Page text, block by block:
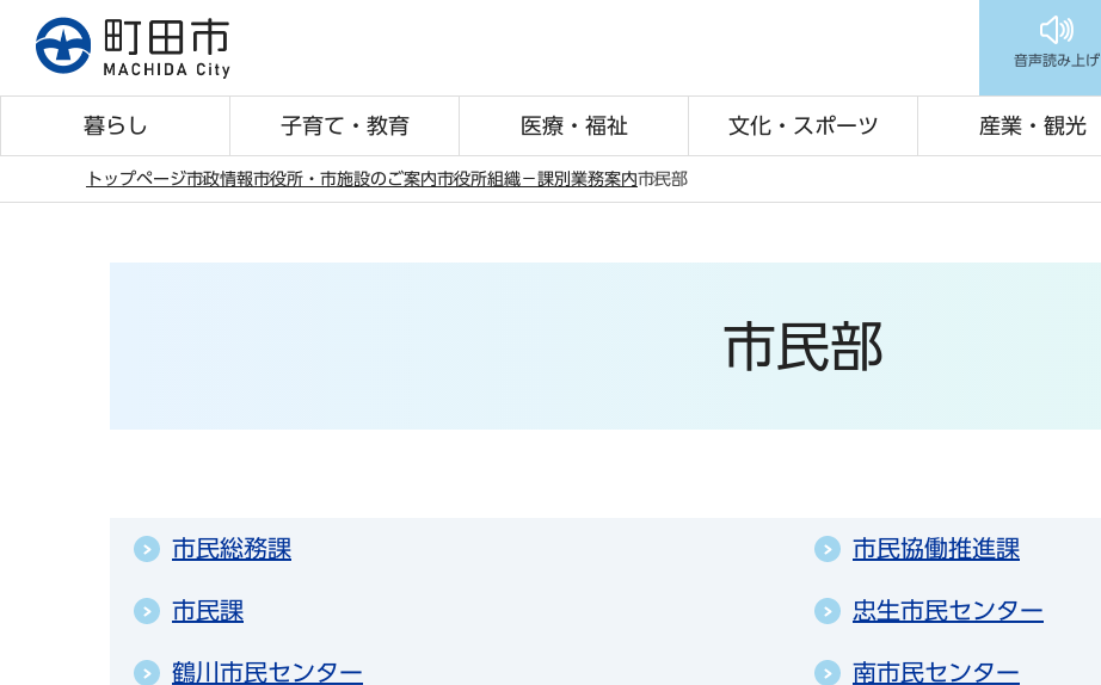
先
音声読み上げ
暮らし 子育て・教育 医療・福祉 文化・スポーツ 産業・観光
トップページ市政情報市役所・市施設のご案内市役所組織－課別業務案内市民部
市民部
市民総務課 市民協働推進課
市民課 忠生市民センター
鶴川市民センター 南市民センター